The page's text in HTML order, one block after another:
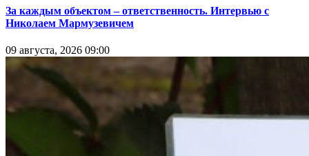
За каждым объектом – ответственность. Интервью с
Николаем Мармузевичем
09 августа, 2026 09:00